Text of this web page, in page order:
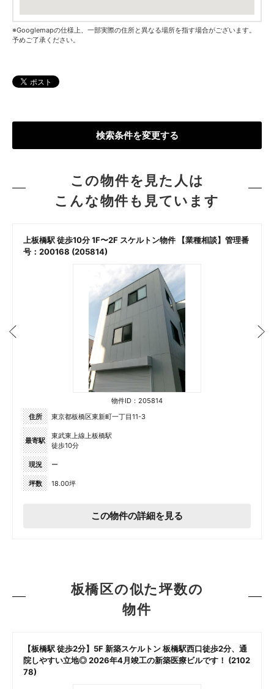
※Googlemapの仕様上、一部実際の住所と異なる場所を指す場合がございます。
予めご了承ください。
検索条件を変更する
この物件を見た人は
こんな物件も見ています
上板橋駅 徒歩10分 1F〜2F スケルトン物件 【業種相談】管理番
号：200168 (205814)
物件ID：205814
住所
東京都板橋区東新町一丁目11-3
最寄駅
東武東上線上板橋駅
徒歩10分
現況 ー
坪数 18.00坪
この物件の詳細を見る
板橋区の似た坪数の
物件
【板橋駅 徒歩2分】5F 新築スケルトン 板橋駅西口徒歩2分、通
院しやすい立地◎ 2026年4月竣工の新築医療ビルです！ (2102
78)